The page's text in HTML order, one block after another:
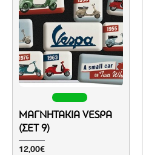
ΜΑΓΝΗΤΆΚΙΑ VESPA
(ΣΕΤ 9)
12,00€